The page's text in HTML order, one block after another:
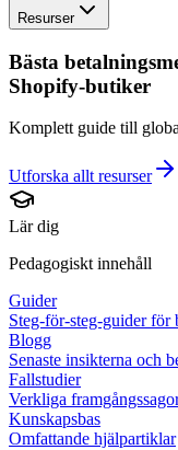
Resurser
Bästa
Shopify-butiker
Komplett guide till
Utforska allt resurser
Lär dig
Pedagogiskt innehåll
Guider
Steg-för-steg-guider för
Blogg
Senaste insikterna och
Fallstudier
Verkliga
Kunskapsbas
Omfattande hjälpartiklar